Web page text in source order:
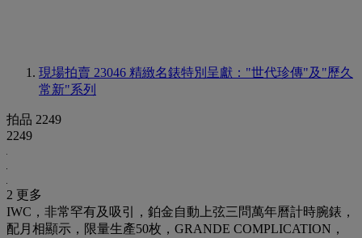
現場拍賣 23046 精緻名錶特別呈獻："世代珍傳"及"歷久
常新"系列
拍品 2249
2249
2 更多
IWC，非常罕有及吸引，鉑金自動上弦三問萬年曆計時腕錶，
配月相顯示，限量生產50枚，GRANDE COMPLICATION，